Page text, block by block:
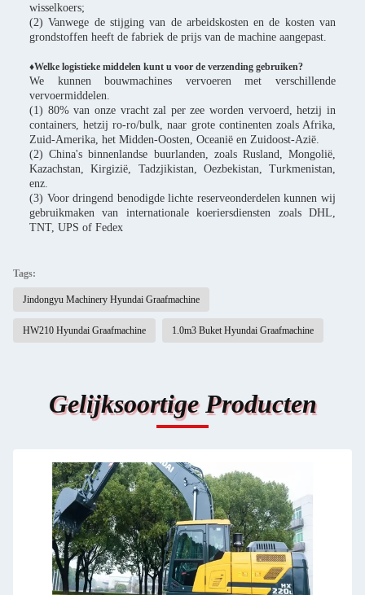
wisselkoers;
(2) Vanwege de stijging van de arbeidskosten en de kosten van
grondstoffen heeft de fabriek de prijs van de machine aangepast.
♦Welke logistieke middelen kunt u voor de verzending gebruiken?
We kunnen bouwmachines vervoeren met verschillende
vervoermiddelen.
(1) 80% van onze vracht zal per zee worden vervoerd, hetzij in
containers, hetzij ro-ro/bulk, naar grote continenten zoals Afrika,
Zuid-Amerika, het Midden-Oosten, Oceanië en Zuidoost-Azië.
(2) China's binnenlandse buurlanden, zoals Rusland, Mongolië,
Kazachstan, Kirgizië, Tadzjikistan, Oezbekistan, Turkmenistan,
enz.
(3) Voor dringend benodigde lichte reserveonderdelen kunnen wij
gebruikmaken van internationale koeriersdiensten zoals DHL,
TNT, UPS of Fedex
Tags:
Jindongyu Machinery Hyundai Graafmachine
HW210 Hyundai Graafmachine 1.0m3 Buket Hyundai Graafmachine
Gelijksoortige Producten